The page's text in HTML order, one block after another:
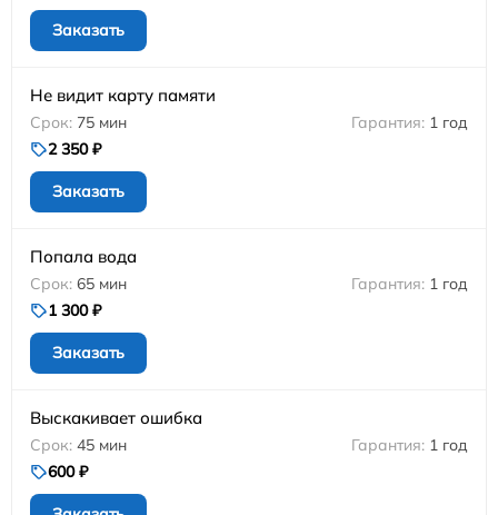
Заказать
Не видит карту памяти
75 мин
1 год
2 350 ₽
Заказать
Попала вода
65 мин
1 год
1 300 ₽
Заказать
Выскакивает ошибка
45 мин
1 год
600 ₽